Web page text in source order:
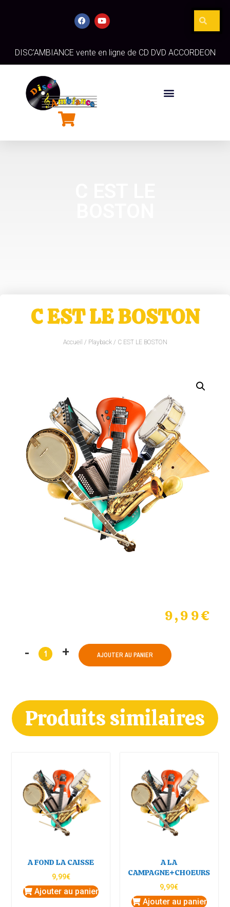
DISC'AMBIANCE vente en ligne de CD DVD ACCORDEON
C EST LE BOSTON
Accueil / Playback/ C EST LE BOSTON
9,99€
AJOUTER AU PANIER
Produits similaires
A FOND LA CAISSE
9,99€
Ajouter au panier
A LA
CAMPAGNE+CHOEURS
9,99€
Ajouter au panier